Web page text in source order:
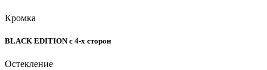
Кромка
BLACK EDITION с 4-х сторон
Остекление